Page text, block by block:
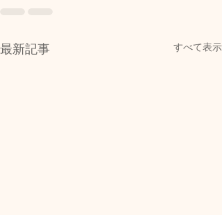
最新記事 すべて表示